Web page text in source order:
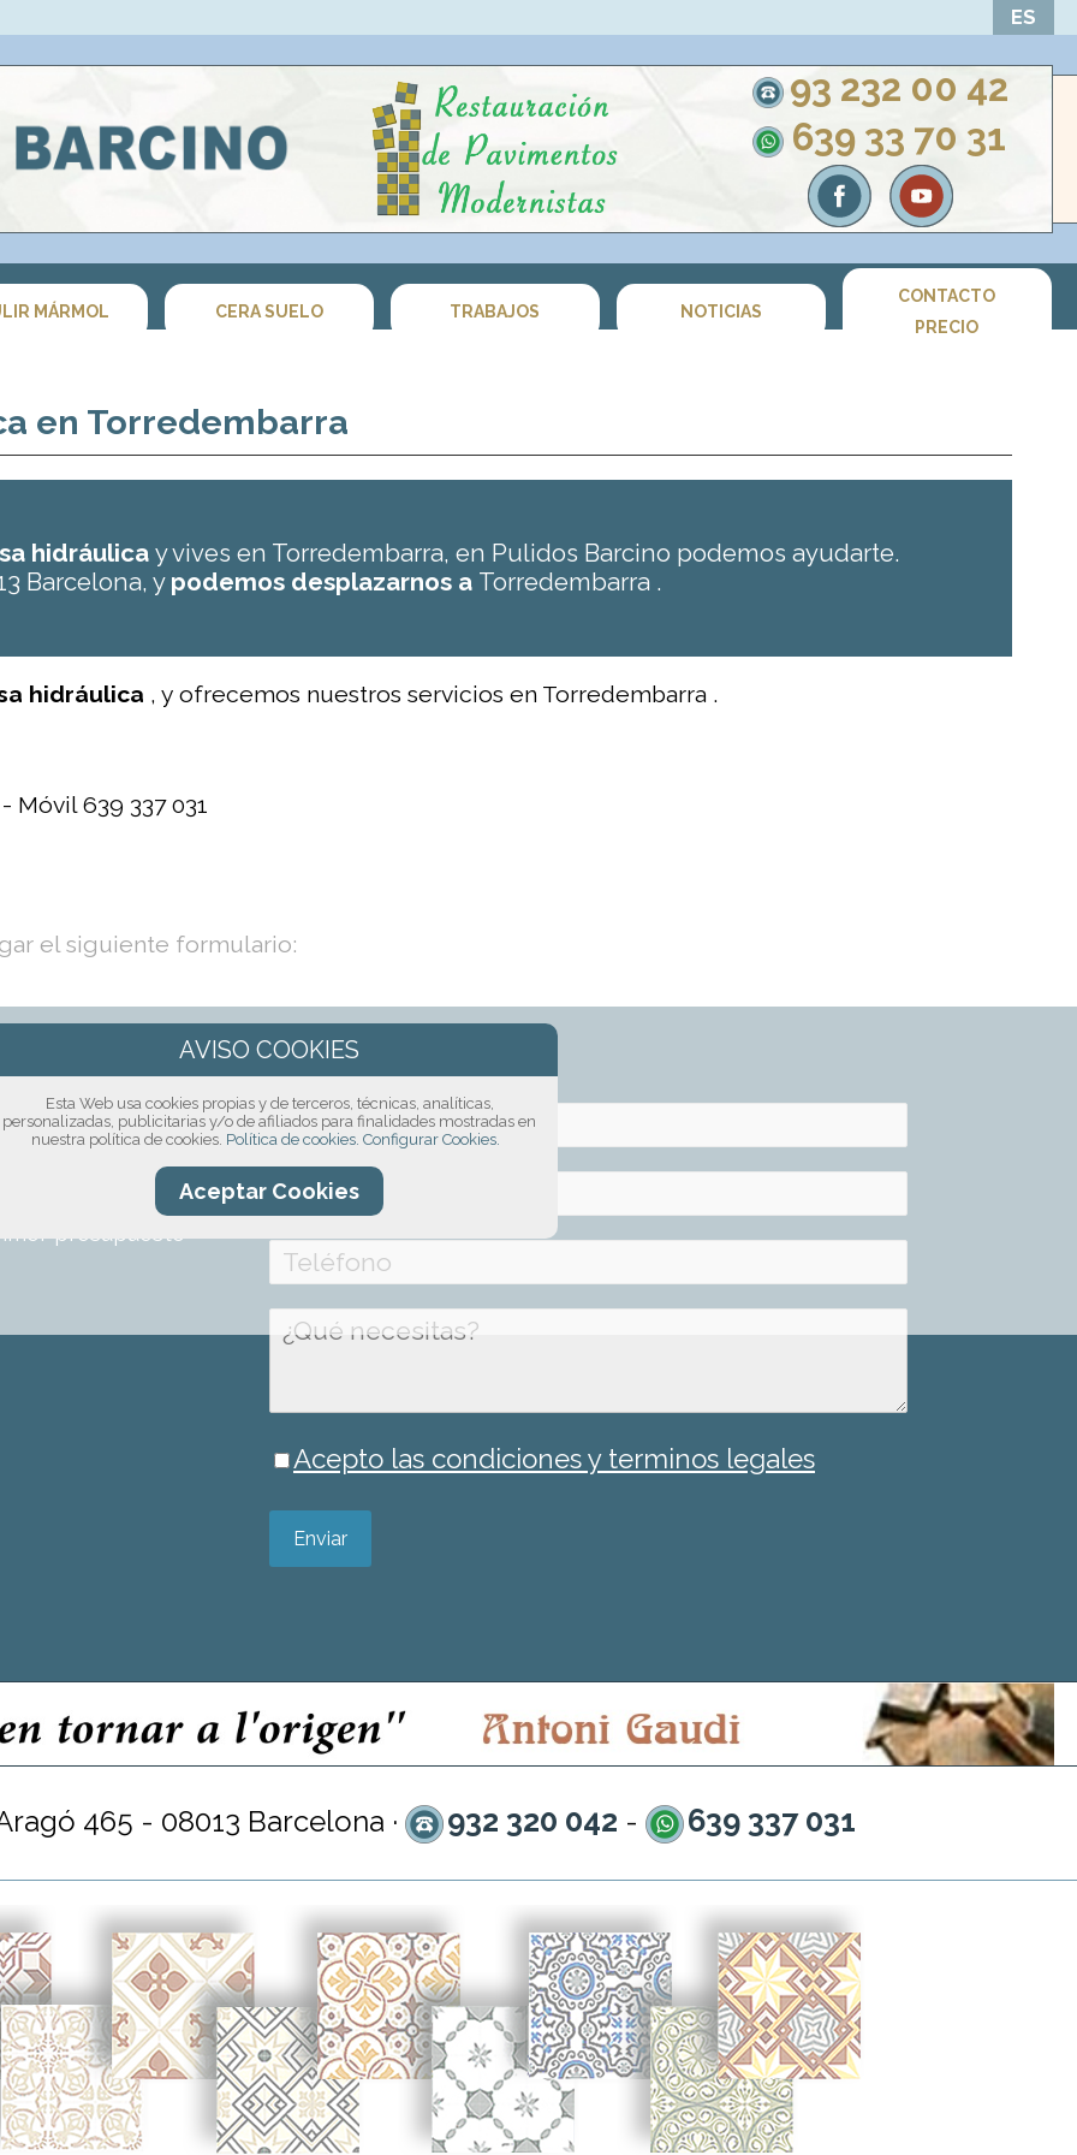
ES
93 232 00 42
639 33 70 31
MÁRMOL CERA SUELO TRABAJOS NOTICIAS
CONTACTO
PRECIO
en Torredembarra
hidráulicay vives en Torredembarra, en Pulidos Barcino podemos ayudarte.
Barcelona, y podemos desplazarnos a Torredembarra .
hidráulica , y ofrecemos nuestros servicios en Torredembarra .
Móvil 639 337 031
el siguiente formulario:
formulario, por
sobre el
presupuesto
Acepto las condiciones y terminos legales
Enviar
465 - 08013 Barcelona · 932 320 042 - 639 337 031
Esta Web usa cookies propias y de terceros, técnicas, analíticas,
personalizadas, publicitarias y/o de afiliados para finalidades mostradas en
nuestra política de cookies. Política de cookies. Configurar Cookies.
Aceptar Cookies